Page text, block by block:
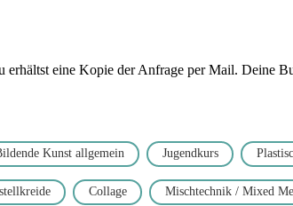
eine Kopie der Anfrage per Mail. Deine
Kunst allgemein Jugendkurs
Collage Mischtechnik / Mixed